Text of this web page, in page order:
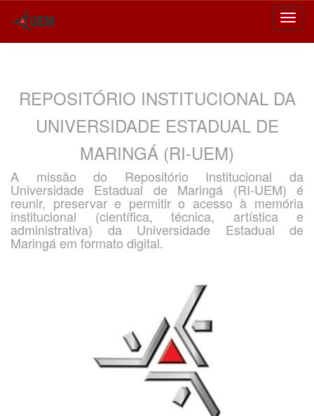
REPOSITÓRIO INSTITUCIONAL DA
UNIVERSIDADE ESTADUAL DE
MARINGÁ (RI-UEM)
A missão do Repositório Institucional da
Universidade Estadual de Maringá (RI-UEM) é
reunir, preservar e permitir o acesso à memória
institucional (científica, técnica, artística e
administrativa) da Universidade Estadual de
Maringá em formato digital.